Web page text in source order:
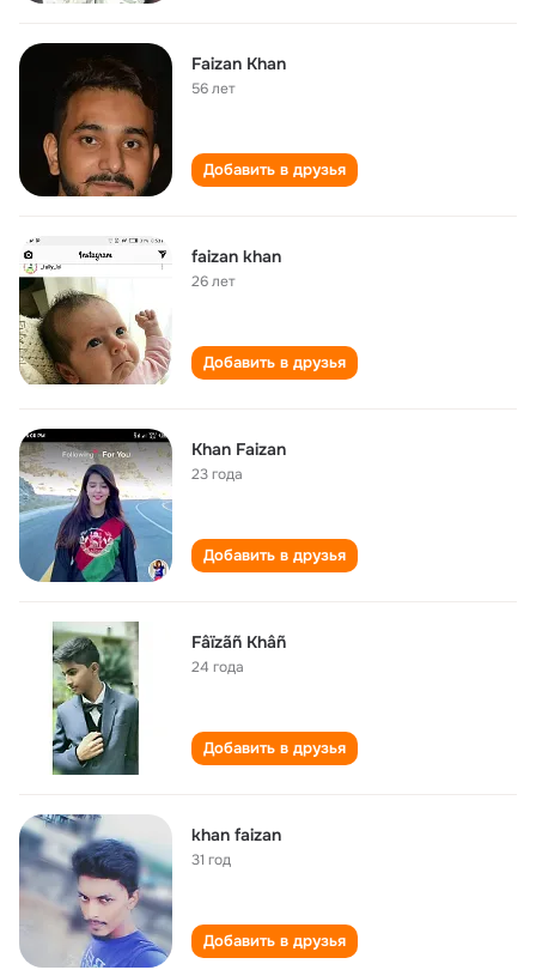
Faizan Khan
56 лет
Добавить в друзья
faizan khan
26 лет
Добавить в друзья
Khan Faizan
23 года
Добавить в друзья
Fâïzãñ Khâñ
24 года
Добавить в друзья
khan faizan
31 год
Добавить в друзья